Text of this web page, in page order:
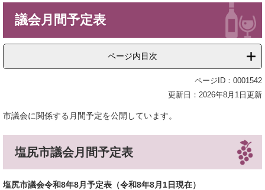
議会月間予定表
ページ内目次
ページID：0001542
更新日：2026年8月1日更新
市議会に関係する月間予定を公開しています。
塩尻市議会月間予定表
塩尻市議会令和8年8月予定表 （令和8年8月1日現在）​